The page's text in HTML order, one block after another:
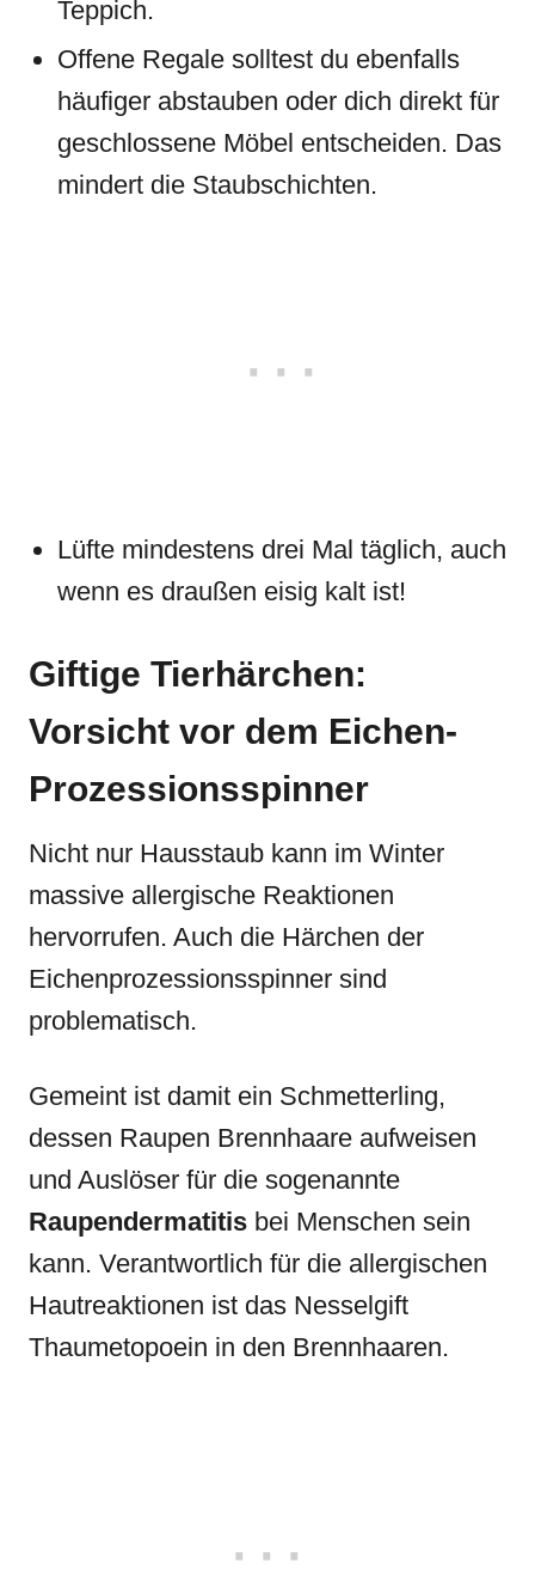
Teppich.
Offene Regale solltest du ebenfalls
häufiger abstauben oder dich direkt für
geschlossene Möbel entscheiden. Das
mindert die Staubschichten.
Lüfte mindestens drei Mal täglich, auch
wenn es draußen eisig kalt ist!
Giftige Tierhärchen:
Vorsicht vor dem Eichen-
Prozessionsspinner
Nicht nur Hausstaub kann im Winter
massive allergische Reaktionen
hervorrufen. Auch die Härchen der
Eichenprozessionsspinner sind
problematisch.
Gemeint ist damit ein Schmetterling,
dessen Raupen Brennhaare aufweisen
und Auslöser für die sogenannte
Raupendermatitis bei Menschen sein
kann. Verantwortlich für die allergischen
Hautreaktionen ist das Nesselgift
Thaumetopoein in den Brennhaaren.